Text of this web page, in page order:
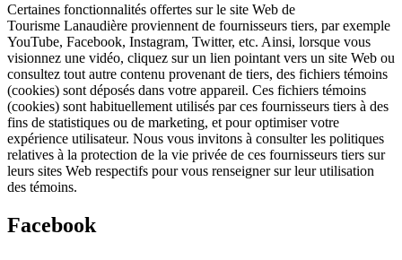
Certaines fonctionnalités offertes sur le site Web de
Tourisme Lanaudière proviennent de fournisseurs tiers, par exemple
YouTube, Facebook, Instagram, Twitter, etc. Ainsi, lorsque vous
visionnez une vidéo, cliquez sur un lien pointant vers un site Web ou
consultez tout autre contenu provenant de tiers, des fichiers témoins
(cookies) sont déposés dans votre appareil. Ces fichiers témoins
(cookies) sont habituellement utilisés par ces fournisseurs tiers à des
fins de statistiques ou de marketing, et pour optimiser votre
expérience utilisateur. Nous vous invitons à consulter les politiques
relatives à la protection de la vie privée de ces fournisseurs tiers sur
leurs sites Web respectifs pour vous renseigner sur leur utilisation
des témoins.
Facebook